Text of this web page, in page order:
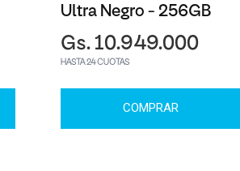
Ultra Negro - 256GB
Gs. 10.949.000
HASTA 24 CUOTAS
COMPRAR